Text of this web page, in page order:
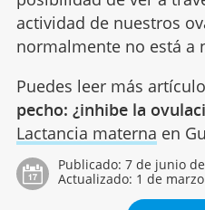
actividad de nuestros
normalmente no está a
Puedes leer más
pecho: ¿inhibe la
Lactancia materna en
Publicado: 7 de junio
Actualizado: 1 de